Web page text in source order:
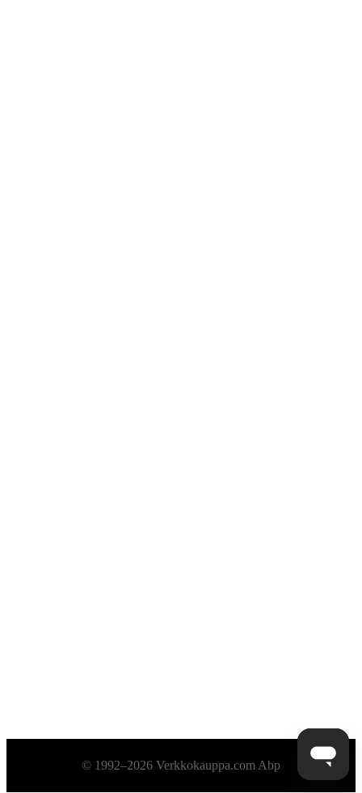
Alatunniste© 1992–2026 Verkkokauppa.com Abp